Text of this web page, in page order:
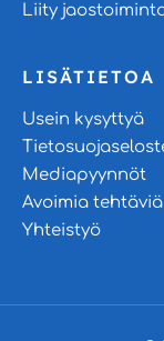
Liity
LISÄTIETOA
Usein kysyttyä
Mediapyynnöt
Avoimia tehtäviä
Yhteistyö